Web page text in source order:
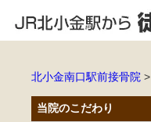
北小金南口駅前接骨院 >
当院のこだわり